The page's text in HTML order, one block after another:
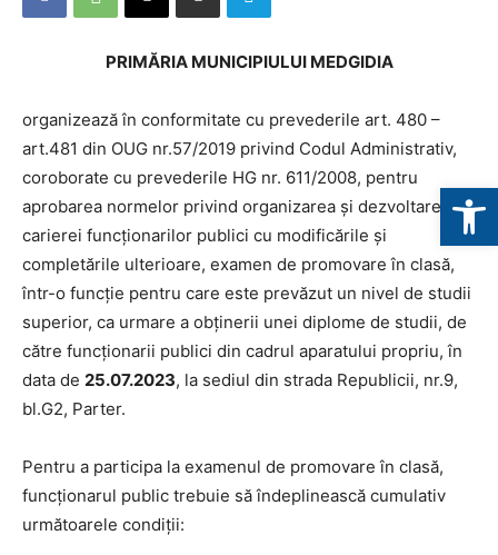
PRIMĂRIA MUNICIPIULUI MEDGIDIA
organizează în conformitate cu prevederile art. 480 –
art.481 din OUG nr.57/2019 privind Codul Administrativ,
coroborate cu prevederile HG nr. 611/2008, pentru
aprobarea normelor privind organizarea și dezvoltarea
carierei funcționarilor publici cu modificările și
completările ulterioare, examen de promovare în clasă,
într-o funcție pentru care este prevăzut un nivel de studii
superior, ca urmare a obținerii unei diplome de studii, de
către funcționarii publici din cadrul aparatului propriu, în
data de 25.07.2023, la sediul din strada Republicii, nr.9,
bl.G2, Parter.
Pentru a participa la examenul de promovare în clasă,
funcționarul public trebuie să îndeplinească cumulativ
următoarele condiții: